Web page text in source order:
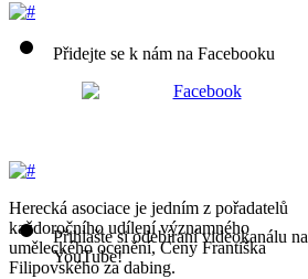
Herecká asociace je jedním z pořadatelů
každoročního udílení významného
uměleckého ocenění, Ceny Františka
Filipovského za dabing.
Přidejte se k nám na Facebooku
Přihlašte si odebíraní videokanálu na
YouTube!